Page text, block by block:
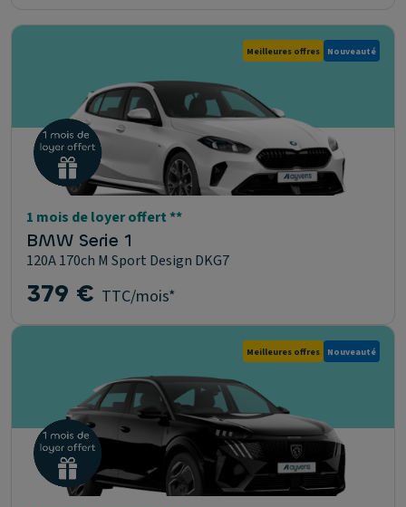
Meilleures offres Nouveauté
1 mois de loyer offert **
BMW Serie 1
120A 170ch M Sport Design DKG7
379 € TTC/mois*
Meilleures offres Nouveauté